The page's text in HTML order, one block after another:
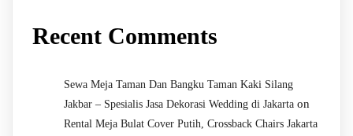
Recent Comments
Sewa Meja Taman Dan Bangku Taman Kaki Silang
Jakbar – Spesialis Jasa Dekorasi Wedding di Jakarta on
Rental Meja Bulat Cover Putih, Crossback Chairs Jakarta